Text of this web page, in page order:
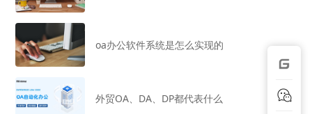
oa办公软件系统是怎么实现的
外贸OA、DA、DP都代表什么